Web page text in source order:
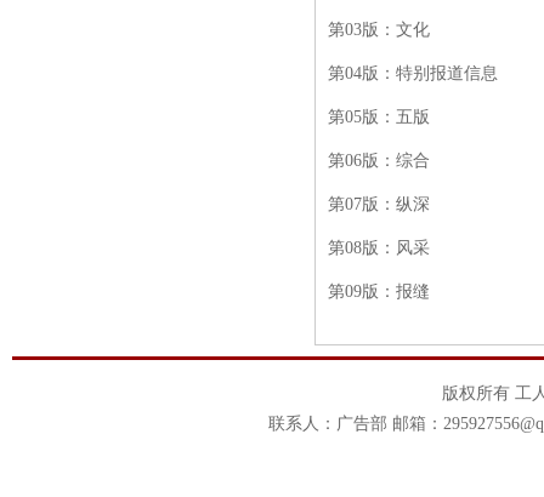
第03版：文化
第04版：特别报道信息
第05版：五版
第06版：综合
第07版：纵深
第08版：风采
第09版：报缝
版权所有 工
联系人：广告部 邮箱：